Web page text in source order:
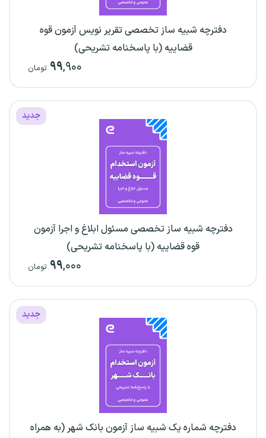
دفترچه شبیه ساز تخصصی تقریر نویس آزمون قوه
قضاییه (با پاسخنامه تشریحی)
۹۹,۹۰۰ تومان
جدید
دفترچه شبیه ساز تخصصی مسئول ابلاغ و اجرا آزمون
قوه قضاییه (با پاسخنامه تشریحی)
۹۹,۰۰۰ تومان
جدید
دفترچه شماره یک شبیه ساز آزمون بانک شهر (به همراه